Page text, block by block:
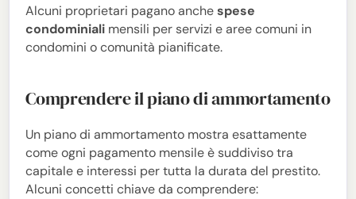
Alcuni proprietari pagano anchespese
condominiali mensili per servizi e aree comuni in
condomini o comunità pianificate.
Comprendere il piano di ammortamento
Un piano di ammortamento mostra esattamente
come ogni pagamento mensile è suddiviso tra
capitale e interessi per tutta la durata del prestito.
Alcuni concetti chiave da comprendere: